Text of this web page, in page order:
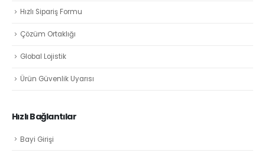
Hızlı Sipariş Formu
Çözüm Ortaklığı
Global Lojistik
Ürün Güvenlik Uyarısı
Hızlı Bağlantılar
Bayi Girişi